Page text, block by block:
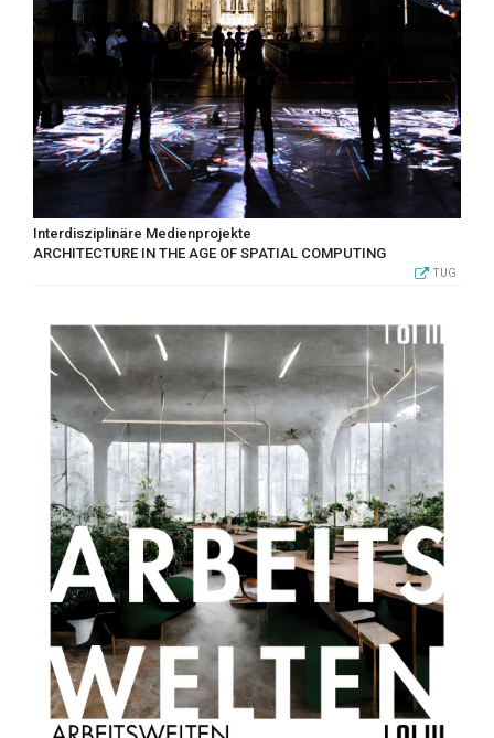
Interdisziplinäre Medienprojekte
ARCHITECTURE IN THE AGE OF SPATIAL COMPUTING
TUG